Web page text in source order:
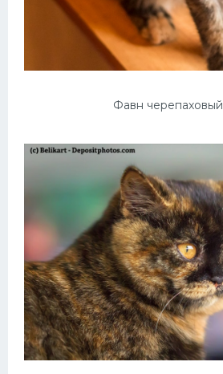
Фавн черепаховый